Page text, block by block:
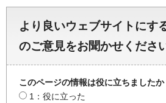
より良いウェブサイトにす
のご意見をお聞かせくださ
このページの情報は役に立ちましたか
1：役に立った